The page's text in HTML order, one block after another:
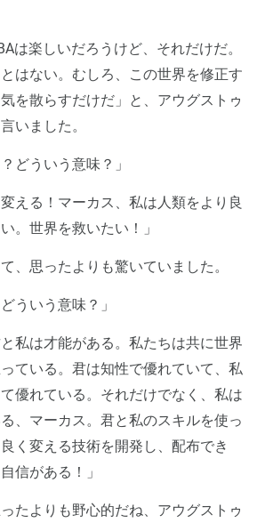
は楽しいだろうけど、それだけだ。
はない。むしろ、この世界を修正す
を散らすだけだ」と、アウグストゥ
いました。
どういう意味？」
変える！マーカス、私は人類をより良
。世界を救いたい！」
、思ったよりも驚いていました。
ういう意味？」
と私は才能がある。私たちは共に世界
ている。君は知性で優れていて、私
優れている。それだけでなく、私は
、マーカス。君と私のスキルを使っ
く変える技術を開発し、配布でき
信がある！」
ったよりも野心的だね、アウグストゥ